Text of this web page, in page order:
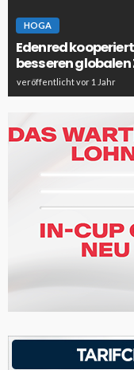
HOGA
Edenred
besseren
veröffentlicht vor 1 Jahr